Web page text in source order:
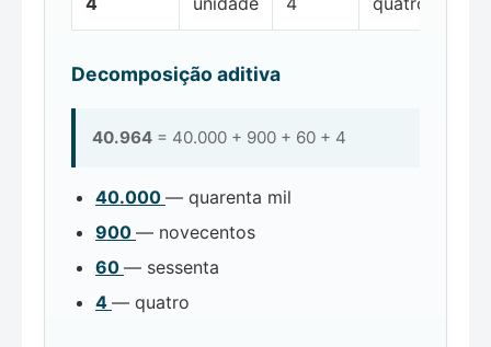
Decomposição aditiva
40.964 = 40.000 + 900 + 60 + 4
40.000 — quarenta mil
900 — novecentos
60 — sessenta
4 — quatro